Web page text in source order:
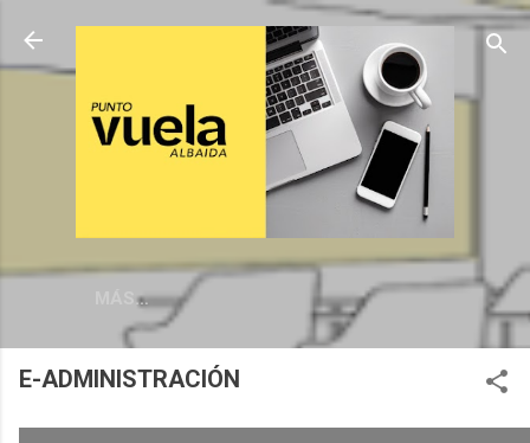
MÁS…
E-ADMINISTRACIÓN